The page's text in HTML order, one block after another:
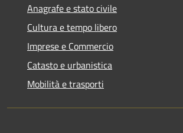
Anagrafe e stato civile
Cultura e tempo libero
Imprese e Commercio
Catasto e urbanistica
Mobilità e trasporti